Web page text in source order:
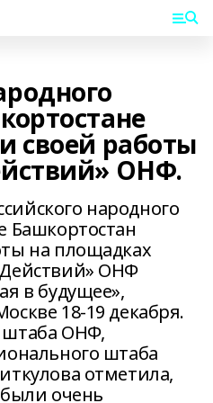
своей работы
ОНФ.
народного
Башкортостан
на площадках
ОНФ
в будущее»,
18-19 декабря.
штаба ОНФ,
штаба
отметила,
очень